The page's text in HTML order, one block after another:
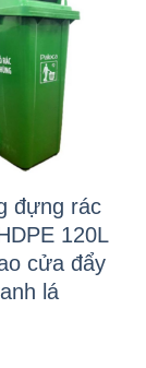
đựng rác
120L
cửa đẩy
lá